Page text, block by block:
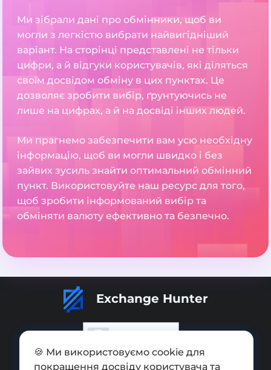
Ми зібрали дані про обмінники, щоб ви
могли з легкістю вибрати найвигідніший
варіант. На сторінці представлені не тільки
цифри, а й відгуки користувачів, які діляться
своїм досвідом обміну в цих пунктах. Це
дозволяє зробити вибір, ґрунтуючись не
лише на цифрах, а й на досвіді інших людей.
Ми прагнемо забезпечити вам усю необхідну
інформацію, щоб ви могли швидко і без
зайвих зусиль знайти оптимальний обмінний
пункт. Використовуйте наш ресурс для того,
щоб зробити інформований вибір та
обміняти валюту ефективно та безпечно.
Exchange Hunter
Додати обмінник
🍪 Ми використовуємо cookie для
покращення досвіду користувача та